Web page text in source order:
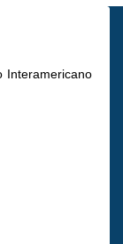
Interamericano